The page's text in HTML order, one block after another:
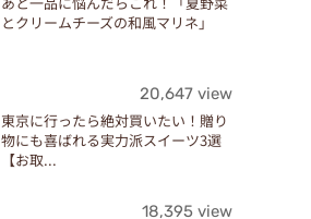
とクリームチーズの和風マリネ」
20,647 view
東京に行ったら絶対買いたい！贈り
物にも喜ばれる実力派スイーツ3選
【お取...
18,395 view